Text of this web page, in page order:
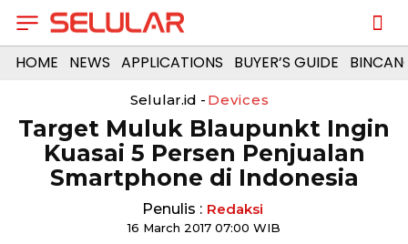
HOME NEWS APPLICATIONS BUYER’S GUIDE
Selular.id - Devices
Target Muluk Blaupunkt Ingin
Kuasai 5 Persen Penjualan
Smartphone di Indonesia
Penulis : Redaksi
16 March 2017 07:00 WIB